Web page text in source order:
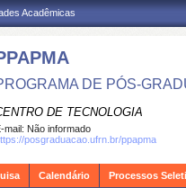
Acadêmicas
DE PÓS-
DE TECNOLOGIA
mail: Não informado
posgraduacao.ufrn.br/ppapma
Calendário Processos